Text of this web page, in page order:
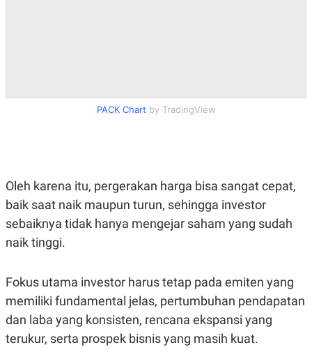
PACK Chart by TradingView
Oleh karena itu, pergerakan harga bisa sangat cepat,
baik saat naik maupun turun, sehingga investor
sebaiknya tidak hanya mengejar saham yang sudah
naik tinggi.
Fokus utama investor harus tetap pada emiten yang
memiliki fundamental jelas, pertumbuhan pendapatan
dan laba yang konsisten, rencana ekspansi yang
terukur, serta prospek bisnis yang masih kuat.